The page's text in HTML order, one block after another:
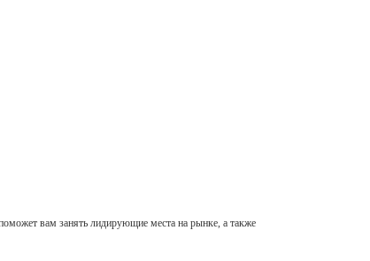
вам занять лидирующие места на рынке, а также